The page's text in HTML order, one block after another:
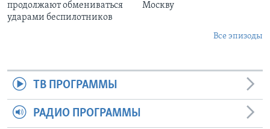
продолжают обмениваться
ударами беспилотников
Москву
Все эпизоды
ТВ ПРОГРАММЫ
РАДИО ПРОГРАММЫ